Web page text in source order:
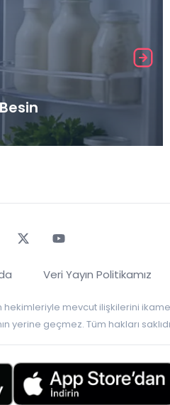
Veri Yayın Politikamız
mevcut ilişkilerini
yerine geçmez. Tüm hakları